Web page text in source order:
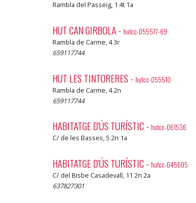
Rambla del Passeig, 1 4t 1a
HUT CAN GIRBOLA- hutcc-055577-69
Rambla de Carme, 4 3r
659117744
HUT LES TINTORERES - hutcc-055510
Rambla de Carme, 4 2n
659117744
HABITATGE D'ÚS TURÍSTIC- hutcc-061536
C/ de les Basses, 5 2n 1a
HABITATGE D'ÚS TURÍSTIC- hutcc-045605
C/ del Bisbe Casadevall, 11 2n 2a
637827301